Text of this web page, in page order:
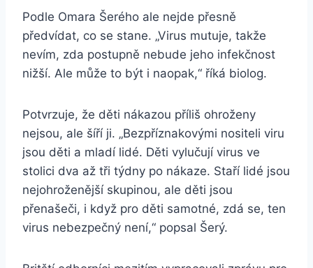
Podle Omara Šerého ale nejde přesně
předvídat, co se stane. „Virus mutuje, takže
nevím, zda postupně nebude jeho infekčnost
nižší. Ale může to být i naopak,“ říká biolog.
Potvrzuje, že děti nákazou příliš ohroženy
nejsou, ale šíří ji. „Bezpříznakovými nositeli viru
jsou děti a mladí lidé. Děti vylučují virus ve
stolici dva až tři týdny po nákaze. Staří lidé jsou
nejohroženější skupinou, ale děti jsou
přenašeči, i když pro děti samotné, zdá se, ten
virus nebezpečný není,“ popsal Šerý.